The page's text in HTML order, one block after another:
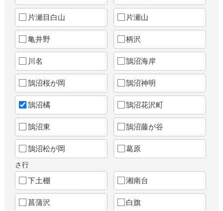
片瀬目白山 片瀬山
亀井野 柄沢
川名 鵠沼海岸
鵠沼桜が岡 鵠沼神明
鵠沼橘 鵠沼花沢町
鵠沼東 鵠沼藤が谷
鵠沼松が岡 葛原
さ行
下土棚 湘南台
菖蒲沢 白旗